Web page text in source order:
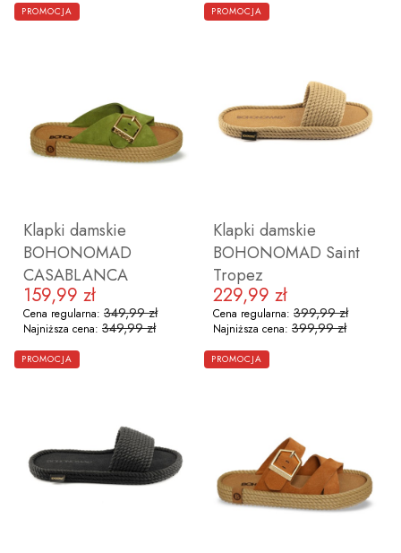
36 37 38 39 40 41
PROMOCJA
Klapki damskie
BOHONOMAD
CASABLANCA
Cena promocyjna
159,99 zł
Cena regularna: 349,99 zł
Najniższa cena: 349,99 zł
ZOBACZ PRODUKT
PROMOCJA
Klapki damskie
BOHONOMAD Saint
Tropez
Cena promocyjna
229,99 zł
Cena regularna: 399,99 zł
Najniższa cena: 399,99 zł
ZOBACZ PRODUKT
36 37 38 39 40 41
PROMOCJA PROMOCJA